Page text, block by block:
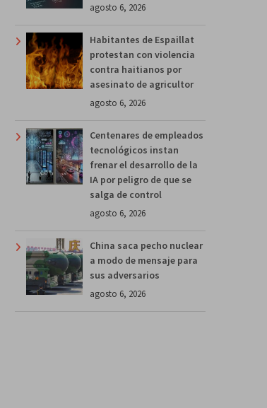
agosto 6, 2026
Habitantes de Espaillat
protestan con violencia
contra haitianos por
asesinato de agricultor
agosto 6, 2026
Centenares de empleados
tecnológicos instan
frenar el desarrollo de la
IA por peligro de que se
salga de control
agosto 6, 2026
China saca pecho nuclear
a modo de mensaje para
sus adversarios
agosto 6, 2026